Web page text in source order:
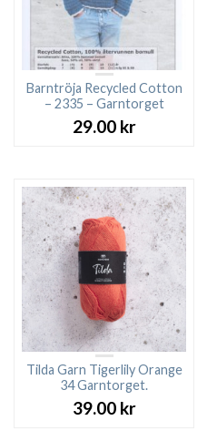
Barntröja Recycled Cotton
– 2335 – Garntorget
29.00 kr
Tilda Garn Tigerlily Orange
34 Garntorget.
39.00 kr